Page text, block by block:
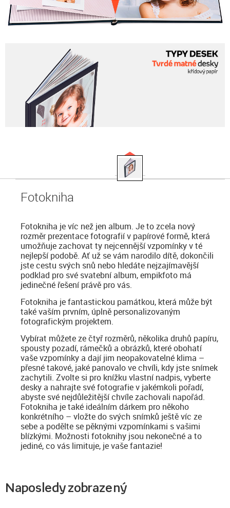
Fotokniha
Fotokniha je víc než jen album. Je to zcela nový
rozměr prezentace fotografií v papírové formě, která
umožňuje zachovat ty nejcennější vzpomínky v té
nejlepší podobě. Ať už se vám narodilo dítě, dokončili
jste cestu svých snů nebo hledáte nejzajímavější
podklad pro své svatební album, empikfoto má
jedinečné řešení právě pro vás.
Fotokniha je fantastickou památkou, která může být
také vaším prvním, úplně personalizovaným
fotografickým projektem.
Vybírat můžete ze čtyř rozměrů, několika druhů papíru,
spousty pozadí, rámečků a obrázků, které obohatí
vaše vzpomínky a dají jim neopakovatelné klima –
přesné takové, jaké panovalo ve chvíli, kdy jste snímek
zachytili. Zvolte si pro knížku vlastní nadpis, vyberte
desky a nahrajte své fotografie v jakémkoli pořadí,
abyste své nejdůležitější chvíle zachovali napořád.
Fotokniha je také ideálním dárkem pro někoho
konkrétního – vložte do svých snímků ještě víc ze
sebe a podělte se pěknými vzpomínkami s vašimi
blízkými. Možnosti fotoknihy jsou nekonečné a to
jediné, co vás limituje, je vaše fantazie!
Naposledy zobrazený